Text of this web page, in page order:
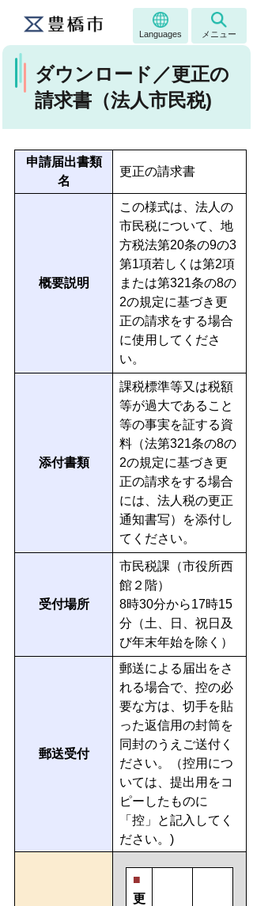
Languages メニュー
ダウンロード／更正の
請求書（法人市民税)
申請届出書類
名
更正の請求書
概要説明
この様式は、法人の
市民税について、地
方税法第20条の9の3
第1項若しくは第2項
または第321条の8の
2の規定に基づき更
正の請求をする場合
に使用してくださ
い。
添付書類
課税標準等又は税額
等が過大であること
等の事実を証する資
料（法第321条の8の
2の規定に基づき更
正の請求をする場合
には、法人税の更正
通知書写）を添付し
てください。
受付場所
市民税課（市役所西
館２階）
8時30分から17時15
分（土、日、祝日及
び年末年始を除く）
郵送受付
郵送による届出をさ
れる場合で、控の必
要な方は、切手を貼
った返信用の封筒を
同封のうえご送付く
ださい。（控用につ
いては、提出用をコ
ピーしたものに
「控」と記入してく
ださい。)
■
更